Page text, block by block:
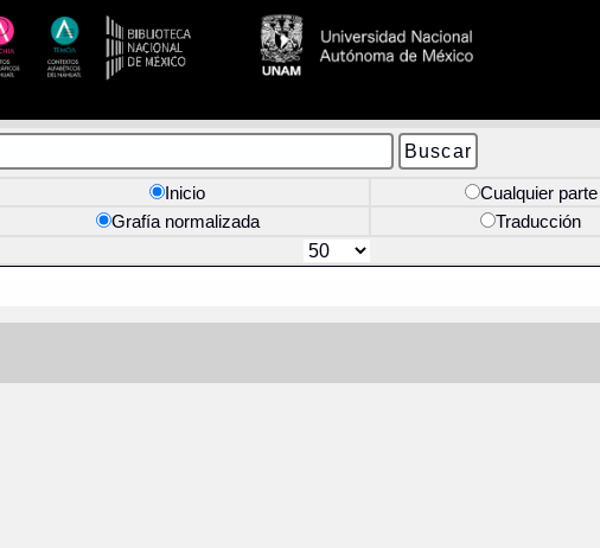
Inicio
Cualquier parte
Grafía normalizada
Traducción